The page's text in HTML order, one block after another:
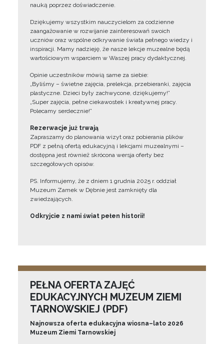
nauką poprzez doświadczenie.
Dziękujemy wszystkim nauczycielom za codzienne
zaangażowanie w rozwijanie zainteresowań swoich
uczniów oraz wspólne odkrywanie świata pełnego wiedzy i
inspiracji. Mamy nadzieję, że nasze lekcje muzealne będą
wartościowym wsparciem w Waszej pracy dydaktycznej.
Opinie uczestników mówią same za siebie:
„Byliśmy – świetne zajęcia, prelekcja, przebieranki, zajęcia
plastyczne. Dzieci były zachwycone, dziękujemy!”
„Super zajęcia, pełne ciekawostek i kreatywnej pracy.
Polecamy serdecznie!”
Rezerwacje już trwają
Zapraszamy do planowania wizyt oraz pobierania plików
PDF z pełną ofertą edukacyjną i lekcjami muzealnymi –
dostępna jest również skrócona wersja oferty bez
szczegółowych opisów.
PS. Informujemy, że z dniem 1 grudnia 2025 r. oddział
Muzeum Zamek w Dębnie jest zamknięty dla
zwiedzających.
Odkryjcie z nami świat pełen historii!
PEŁNA OFERTA ZAJĘĆ
EDUKACYJNYCH MUZEUM ZIEMI
TARNOWSKIEJ (PDF)
Najnowsza oferta edukacyjna wiosna–lato 2026
Muzeum Ziemi Tarnowskiej